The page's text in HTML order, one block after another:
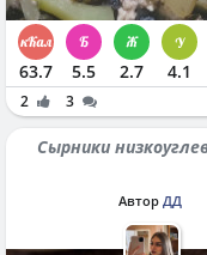
63.7 5.5 2.7 4.1
2 3
Сырники
Автор ДД